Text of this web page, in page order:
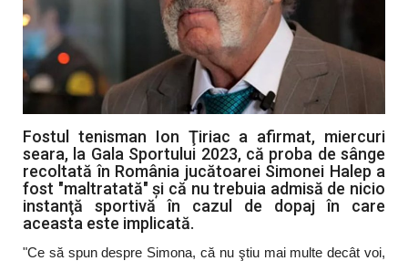
Fostul tenisman Ion Ţiriac a afirmat, miercuri
seara, la Gala Sportului 2023, că proba de sânge
recoltată în România jucătoarei Simonei Halep a
fost "maltratată" şi că nu trebuia admisă de nicio
instanţă sportivă în cazul de dopaj în care
aceasta este implicată.
"Ce să spun despre Simona, că nu ştiu mai multe decât voi,